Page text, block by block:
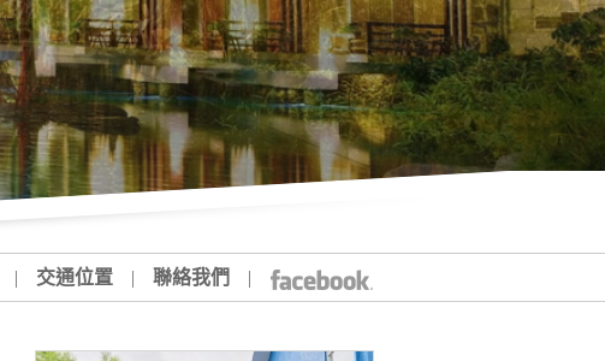
| 交通位置 | 聯絡我們 |